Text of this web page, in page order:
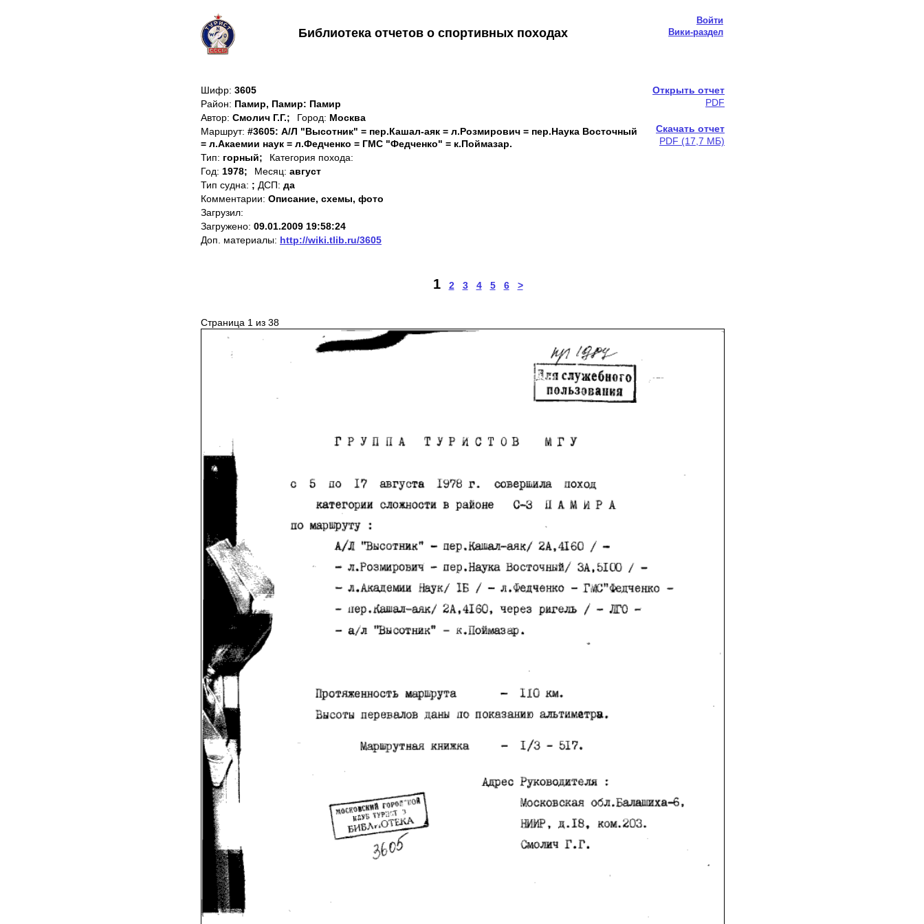
Войти
Библиотека отчетов о спортивных походах Вики-раздел
Шифр: 3605
Район: Памир, Памир: Памир
Автор: Смолич Г.Г.; Город: Москва
Маршрут: #3605: А/Л "Высотник" = пер.Кашал-аяк = л.Розмирович = пер.Наука Восточный
= л.Акаемии наук = л.Федченко = ГМС "Федченко" = к.Поймазар.
Тип: горный;
Категория похода:
Год: 1978; Месяц: август
Тип судна: ; ДСП: да
Комментарии: Описание, схемы, фото
Загрузил:
Загружено: 09.01.2009 19:58:24
Доп. материалы: http://wiki.tlib.ru/3605
Открыть отчет
PDF
Скачать отчет
PDF (17,7 МБ)
1 2 3 4 5 6 >
Страница 1 из 38